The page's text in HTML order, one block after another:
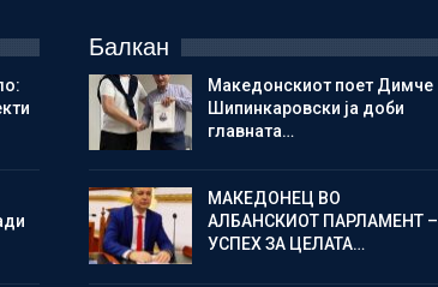
Балкан
Македонскиот поет Димче
Шипинкаровски ја доби
главната…
МАКЕДОНЕЦ ВО
АЛБАНСКИОТ ПАРЛАМЕНТ –
УСПЕХ ЗА ЦЕЛАТА…